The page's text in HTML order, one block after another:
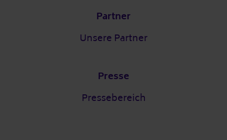
Partner
Unsere Partner
Presse
Pressebereich